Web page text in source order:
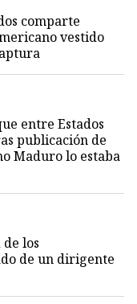
comparte
vestido
entre Estados
publicación de
Maduro lo estaba
los
de un dirigente